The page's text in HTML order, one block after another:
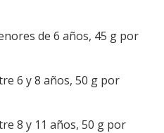
de 6 años, 45 g por
6 y 8 años, 50 g por
8 y 11 años, 50 g por